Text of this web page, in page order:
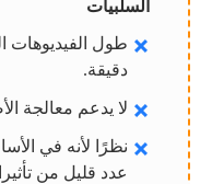
السلبيات
دقيقة.
لا يدعم معالجة
نظرًا لأنه في
عدد قليل من